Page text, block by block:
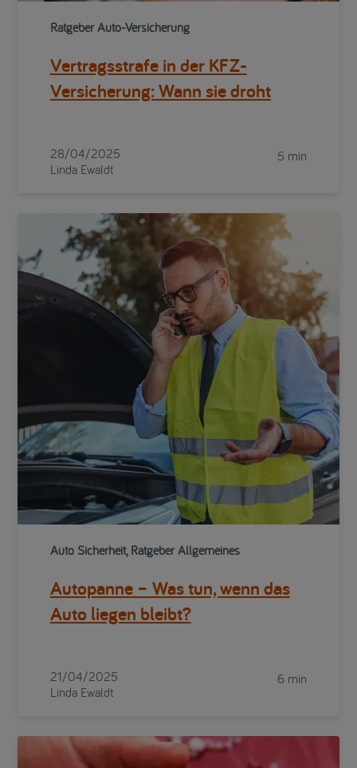
Ratgeber Auto-Versicherung
Vertragsstrafe in der KFZ-
Versicherung: Wann sie droht
28/04/2025
Linda Ewaldt
5 min
Auto Sicherheit, Ratgeber Allgemeines
Autopanne – Was tun, wenn das
Auto liegen bleibt?
21/04/2025
Linda Ewaldt
6 min